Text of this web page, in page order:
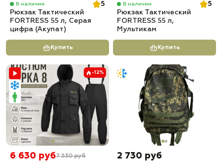
В наличии
5
Рюкзак Тактический
FORTRESS 55 л, Серая
цифра (Акупат)
Купить
В наличии
5
Рюкзак Тактический
FORTRESS 55 л,
Мультикам
Купить
-12%
6 630 руб7 530 руб 2 730 руб